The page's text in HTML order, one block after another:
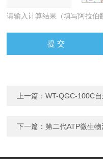
请输入计算结果（填写阿拉伯
上一篇：WT-QGC-100C
下一篇：第二代ATP微生